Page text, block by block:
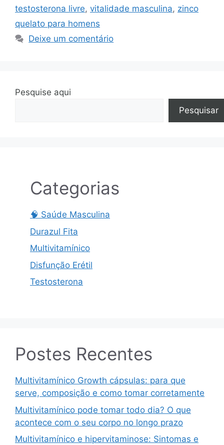
testosterona livre, vitalidade masculina, zinco
quelato para homens
Deixe um comentário
Pesquise aqui
Pesquisar
Categorias
🧠 Saúde Masculina
Durazul Fita
Multivitamínico
Disfunção Erétil
Testosterona
Postes Recentes
Multivitamínico Growth cápsulas: para que
serve, composição e como tomar corretamente
Multivitamínico pode tomar todo dia? O que
acontece com o seu corpo no longo prazo
Multivitamínico e hipervitaminose: Sintomas e